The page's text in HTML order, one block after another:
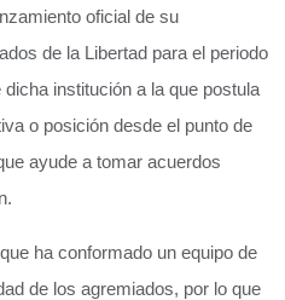
oficial de su
de la Libertad para el periodo
institución a la que postula
o posición desde el punto de
ayude a tomar acuerdos
ha conformado un equipo de
de los agremiados, por lo que